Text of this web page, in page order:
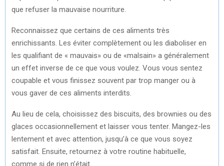
que refuser la mauvaise nourriture.
Reconnaissez que certains de ces aliments très
enrichissants. Les éviter complètement ou les diaboliser en
les qualifiant de « mauvais» ou de «malsain» a généralement
un effet inverse de ce que vous voulez. Vous vous sentez
coupable et vous finissez souvent par trop manger ou à
vous gaver de ces aliments interdits.
Au lieu de cela, choisissez des biscuits, des brownies ou des
glaces occasionnellement et laisser vous tenter. Mangez-les
lentement et avec attention, jusqu’à ce que vous soyez
satisfait. Ensuite, retournez à votre routine habituelle,
comme si de rien n’était.